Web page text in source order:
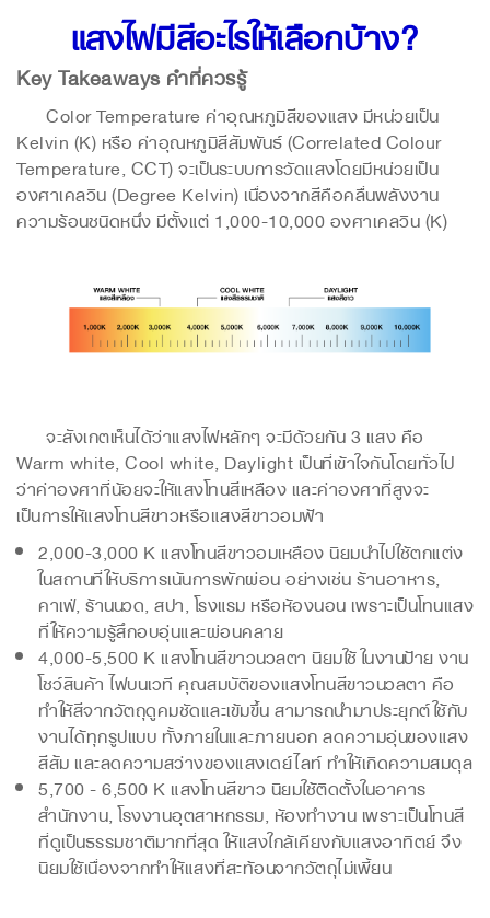
แสงไฟมีสีอะไรให้เลือกบ้าง?
Key Takeaways คำที่ควรรู้
Color Temperature ค่าอุณหภูมิสีของแสง มีหน่วยเป็น
Kelvin (K) หรือ ค่าอุณหภูมิสีสัมพันธ์ (Correlated Colour
Temperature, CCT) จะเป็นระบบการวัดแสงโดยมีหน่วยเป็น
องศาเคลวิน (Degree Kelvin) เนื่องจากสีคือคลื่นพลังงาน
ความร้อนชนิดหนึ่ง มีตั้งแต่ 1,000-10,000 องศาเคลวิน (K)
จะสังเกตเห็นได้ว่าแสงไฟหลักๆ จะมีด้วยกัน 3 แสง คือ
Warm white, Cool white, Daylight เป็นที่เข้าใจกันโดยทั่วไป
ว่าค่าองศาที่น้อยจะให้แสงโทนสีเหลือง และค่าองศาที่สูงจะ
เป็นการให้แสงโทนสีขาวหรือแสงสีขาวอมฟ้า
2,000-3,000 K แสงโทนสีขาวอมเหลือง นิยมนำไปใช้ตกแต่ง
ในสถานที่ให้บริการเน้นการพักผ่อน อย่างเช่น ร้านอาหาร,
คาเฟ่, ร้านนวด, สปา, โรงแรม หรือห้องนอน เพราะเป็นโทนแสง
ที่ให้ความรู้สึกอบอุ่นและผ่อนคลาย
4,000-5,500 K แสงโทนสีขาวนวลตา นิยมใช้ในงานป้าย งาน
โชว์สินค้า ไฟบนเวที คุณสมบัติของแสงโทนสีขาวนวลตา คือ
ทำให้สีจากวัตถุดูคมชัดและเข้มขึ้น สามารถนำมาประยุกต์ใช้กับ
งานได้ทุกรูปแบบ ทั้งภายในและภายนอก ลดความอุ่นของแสง
สีส้ม และลดความสว่างของแสงเดย์ไลท์ ทำให้เกิดความสมดุล
5,700 - 6,500 K แสงโทนสีขาว นิยมใช้ติดตั้งในอาคาร
สำนักงาน, โรงงานอุตสาหกรรม, ห้องทำงาน เพราะเป็นโทนสี
ที่ดูเป็นธรรมชาติมากที่สุด ให้แสงใกล้เคียงกับแสงอาทิตย์ จึง
นิยมใช้เนื่องจากทำให้แสงที่สะท้อนจากวัตถุไม่เพี้ยน